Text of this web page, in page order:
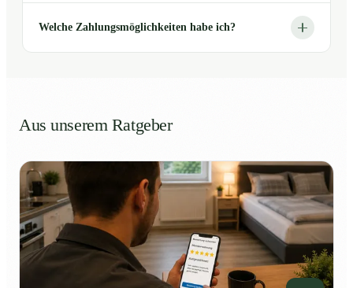
Welche Zahlungsmöglichkeiten habe ich?
Aus unserem Ratgeber